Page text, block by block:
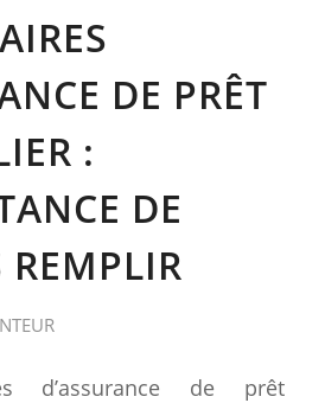
DE PRÊT
:
DE
REMPLIR
d’assurance de prêt